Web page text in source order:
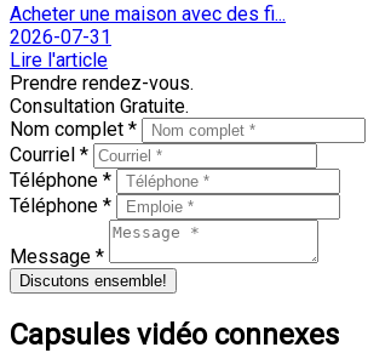
Acheter une maison avec des fi...
2026-07-31
Lire l'article
Prendre rendez-vous.
Consultation Gratuite.
Nom complet *
Courriel *
Téléphone *
Téléphone *
Message *
Discutons ensemble!
Capsules vidéo connexes